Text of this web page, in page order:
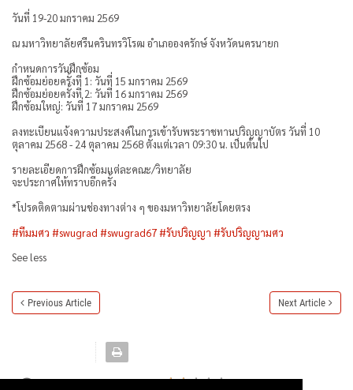
วันที่ 19-20 มกราคม 2569
ณ มหาวิทยาลัยศรีนครินทรวิโรฒ อำเภอองครักษ์ จังหวัดนครนายก
กำหนดการวันฝึกซ้อม
ฝึกซ้อมย่อยครั้งที่ 1: วันที่ 15 มกราคม 2569
ฝึกซ้อมย่อยครั้งที่ 2: วันที่ 16 มกราคม 2569
ฝึกซ้อมใหญ่: วันที่ 17 มกราคม 2569
ลงทะเบียนแจ้งความประสงค์ในการเข้ารับพระราชทานปริญญาบัตร วันที่ 10
ตุลาคม 2568 - 24 ตุลาคม 2568 ตั้งแต่เวลา 09:30 น. เป็นต้นไป
รายละเอียดการฝึกซ้อมแต่ละคณะ/วิทยาลัย
จะประกาศให้ทราบอีกครั้ง
*โปรดติดตามผ่านช่องทางต่าง ๆ ของมหาวิทยาลัยโดยตรง
#ทีมมศว #swugrad #swugrad67#รับปริญญา #รับปริญญามศว
See less
Previous Article Next Article
Rate this article:1.7